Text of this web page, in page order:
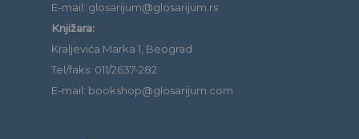
E-mail: glosarijum@glosarijum.rs
Knjižara:
Kraljevića Marka 1, Beograd
Tel/faks: 011/2637-282
E-mail: bookshop@glosarijum.com